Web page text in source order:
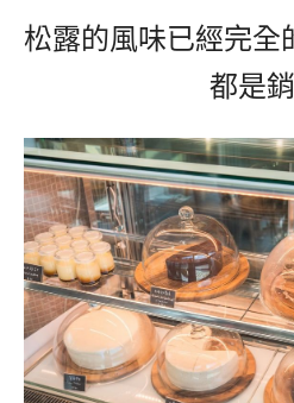
松露的風味已經完全
都是